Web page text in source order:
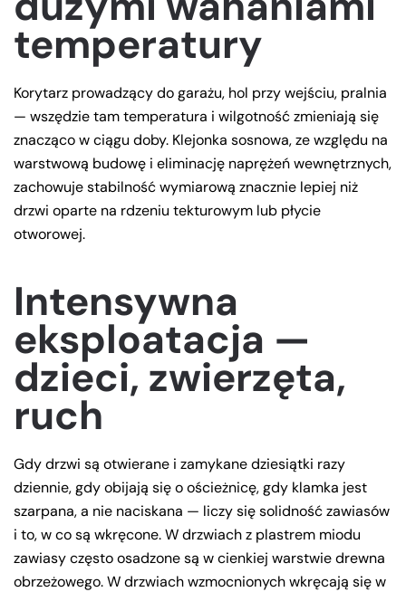
temperatury
Korytarz prowadzący do garażu, hol przy wejściu, pralnia
— wszędzie tam temperatura i wilgotność zmieniają się
znacząco w ciągu doby. Klejonka sosnowa, ze względu na
warstwową budowę i eliminację naprężeń wewnętrznych,
zachowuje stabilność wymiarową znacznie lepiej niż
drzwi oparte na rdzeniu tekturowym lub płycie
otworowej.
Intensywna
eksploatacja —
dzieci, zwierzęta,
ruch
Gdy drzwi są otwierane i zamykane dziesiątki razy
dziennie, gdy obijają się o ościeżnicę, gdy klamka jest
szarpana, a nie naciskana — liczy się solidność zawiasów
i to, w co są wkręcone. W drzwiach z plastrem miodu
zawiasy często osadzone są w cienkiej warstwie drewna
obrzeżowego. W drzwiach wzmocnionych wkręcają się w